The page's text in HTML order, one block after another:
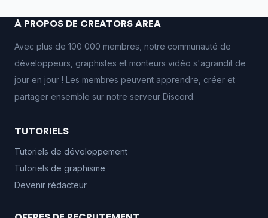
À PROPOS DE CREATORS AREA
Avec plus de 100 000 membres, notre communauté de
développeurs, graphistes et monteurs vidéo s'agrandit de
jour en jour ! Les membres peuvent apprendre, créer et
partager ensemble sur notre serveur Discord.
TUTORIELS
Tutoriels de développement
Tutoriels de graphisme
Devenir rédacteur